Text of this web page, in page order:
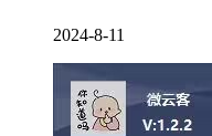
2024-8-11